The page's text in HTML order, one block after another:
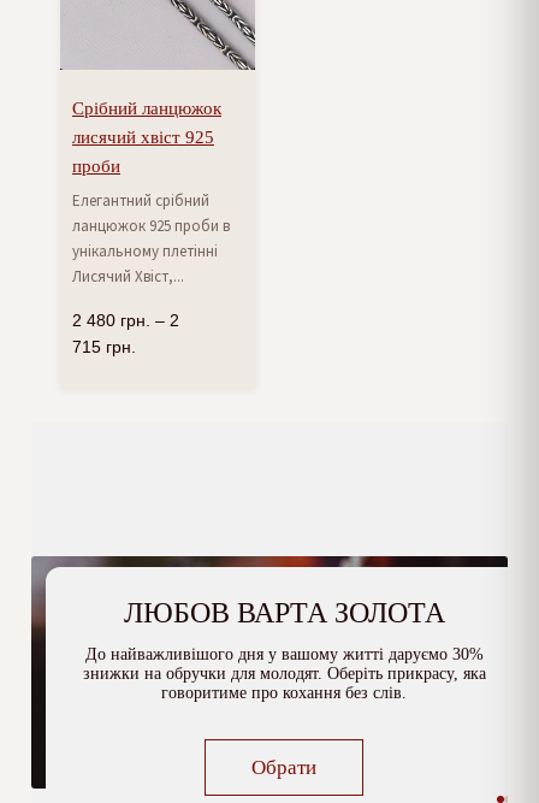
Срібний ланцюжок
лисячий хвіст 925
проби
Елегантний срібний
ланцюжок 925 проби в
унікальному плетінні
Лисячий Хвіст,...
2 480 грн. – 2
715 грн.
ЛЮБОВ ВАРТА ЗОЛОТА
До найважливішого дня у вашому житті даруємо 30%
знижки на обручки для молодят. Оберіть прикрасу, яка
говоритиме про кохання без слів.
Обрати